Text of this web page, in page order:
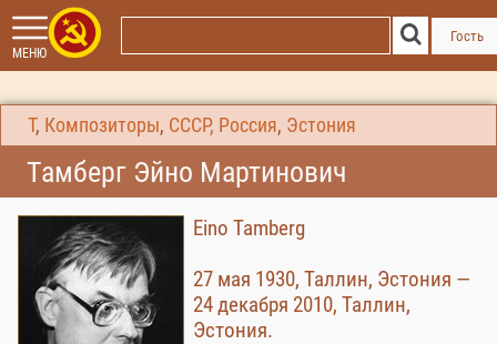
МЕНЮ
Гость
Т, Композиторы, СССР, Россия, Эстония
Тамберг Эйно Мартинович
Eino Tamberg
27 мая 1930, Таллин, Эстония —
24 декабря 2010, Таллин,
Эстония.